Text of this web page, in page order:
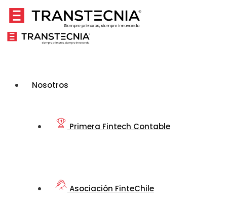
Nosotros
Primera Fintech Contable
Asociación FinteChile